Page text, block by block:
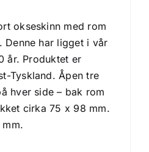
okseskinn med rom
har ligget i vår
år. Produktet er
Tyskland. Åpen tre
hver side – bak rom
cirka 75 x 98 mm.